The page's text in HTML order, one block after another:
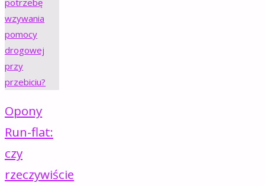
Opony
Run-flat:
czy
rzeczywiście